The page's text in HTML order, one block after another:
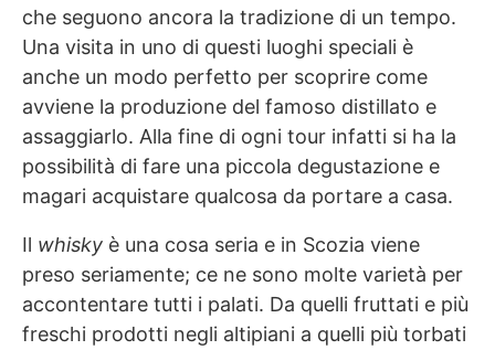
che seguono ancora la tradizione di un tempo.
Una visita in uno di questi luoghi speciali è
anche un modo perfetto per scoprire come
avviene la produzione del famoso distillato e
assaggiarlo. Alla fine di ogni tour infatti si ha la
possibilità di fare una piccola degustazione e
magari acquistare qualcosa da portare a casa.
Il whisky è una cosa seria e in Scozia viene
preso seriamente; ce ne sono molte varietà per
accontentare tutti i palati. Da quelli fruttati e più
freschi prodotti negli altipiani a quelli più torbati